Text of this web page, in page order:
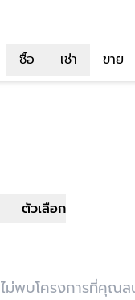
ซื้อ
เช่า ขาย
ตัวเลือก
ไม่พบโครงการที่คุณส